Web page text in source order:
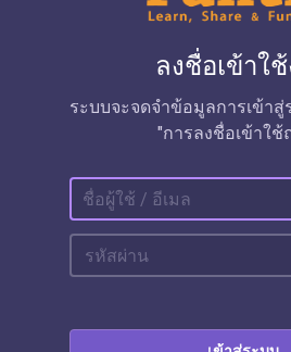
ลงชื่อเข้าใ
ระบบจะจดจำข้อมูลการเข้า
"การลงชื่อเข้าใช้